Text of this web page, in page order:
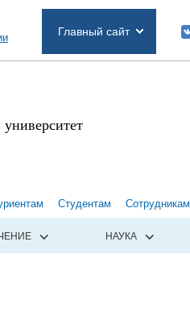
Главный сайт
Студентам Сотрудникам
НАУКА